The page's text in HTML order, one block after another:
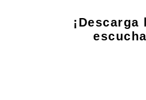
¡Descarga